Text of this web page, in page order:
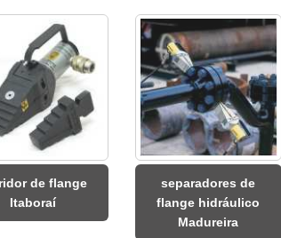
de flange
Itaboraí
separadores de
flange hidráulico
Madureira